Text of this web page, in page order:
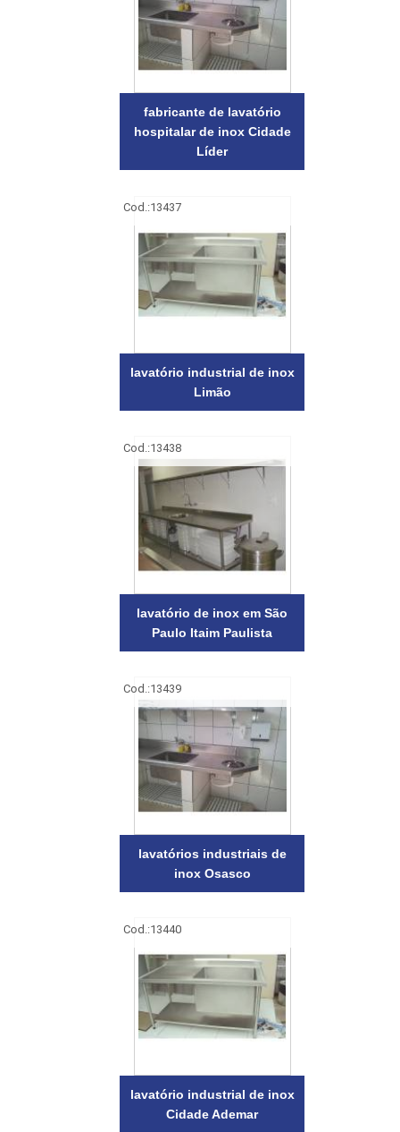
fabricante de lavatório
hospitalar de inox Cidade
Líder
Cod.:13437
lavatório industrial de inox
Limão
Cod.:13438
lavatório de inox em São
Paulo Itaim Paulista
Cod.:13439
lavatórios industriais de
inox Osasco
Cod.:13440
lavatório industrial de inox
Cidade Ademar